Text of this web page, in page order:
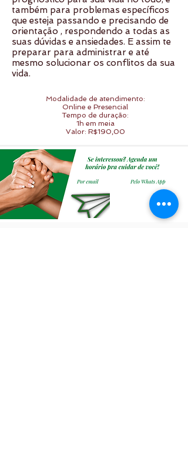
também para problemas específicos
que esteja passando e precisando de
orientação , respondendo a todas as
suas dúvidas e ansiedades. E assim te
preparar para administrar e até
mesmo solucionar os conflitos da sua
vida.
Modalidade de atendimento:
Online e Presencial
Tempo de duração:
1h em meia
Valor: R$190,00